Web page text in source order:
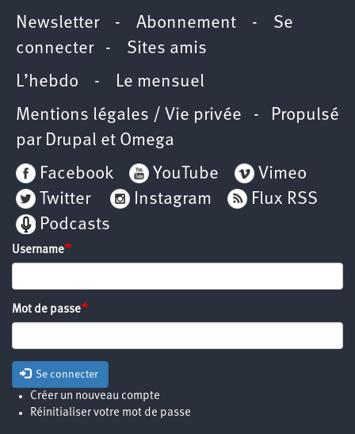
Newsletter- Abonnement - Se
connecter- Sites amis
L’hebdo -
Le mensuel
Mentions légales / Vie privée - Propulsé
par Drupal et Omega
Facebook
YouTube
Vimeo
Twitter
Instagram
Flux RSS
Podcasts
Username
Mot de passe
Se connecter
Créer un nouveau compte
Réinitialiser votre mot de passe